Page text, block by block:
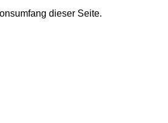
dieser Seite.